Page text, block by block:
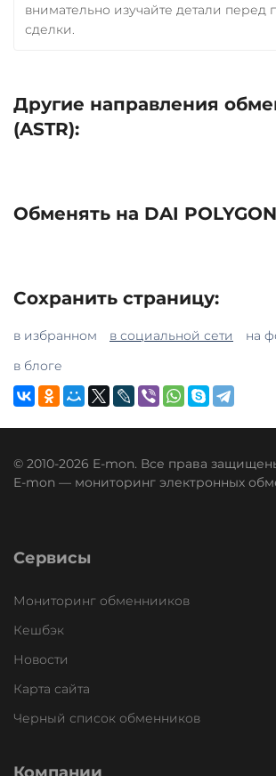
внимательно изучайте детали перед
сделки.
Другие направления
(ASTR):
Обменять на DAI
Сохранить страницу:
в избранном в социальной сети
на
в блоге
© 2010-2026 E-mon. Все права
E-mon — мониторинг электронных
Сервисы
Мониторинг обменнииков
Кешбэк
Новости
Карта сайта
Черный список обменников